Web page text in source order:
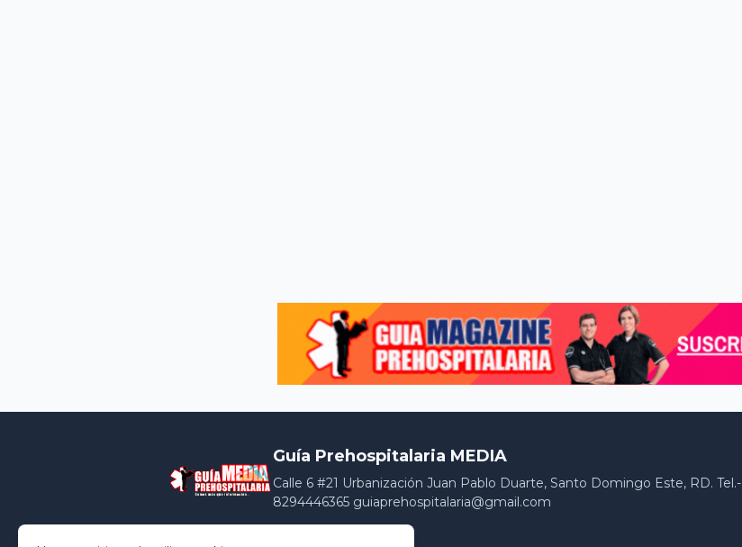
Guía Prehospitalaria MEDIA
Calle 6 #21 Urbanización Juan Pablo Duarte, Santo Domingo Este, RD. Tel.-
8294446365 guiaprehospitalaria@gmail.com